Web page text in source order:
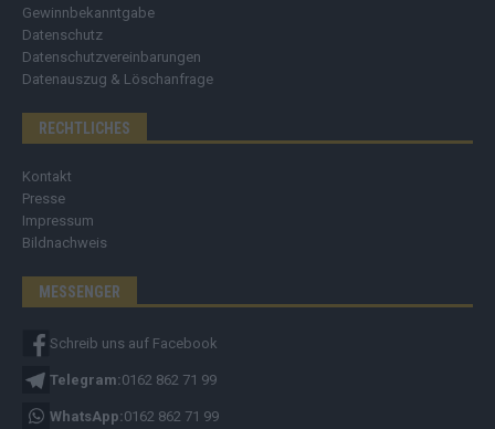
Gewinnbekanntgabe
Datenschutz
Datenschutzvereinbarungen
Datenauszug & Löschanfrage
RECHTLICHES
Kontakt
Presse
Impressum
Bildnachweis
MESSENGER
Schreib uns auf Facebook
Telegram:0162 862 71 99
WhatsApp:0162 862 71 99